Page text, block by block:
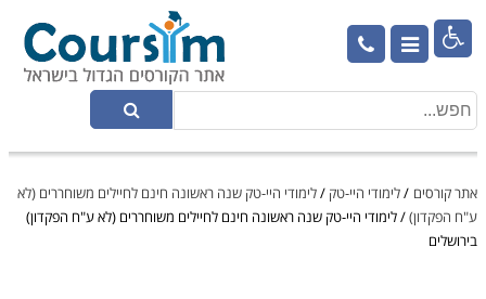

אתר קורסים /לימודי היי-טק /לימודי היי-טק שנה ראשונה חינם לחיילים משוחררים (לא
ע"ח הפקדון)/לימודי היי-טק שנה ראשונה חינם לחיילים משוחררים (לא ע"ח הפקדון)
בירושלים